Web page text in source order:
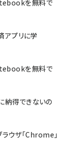
を無料で
アプリに学
を無料で
納得できないの
ウザ「Chrome」